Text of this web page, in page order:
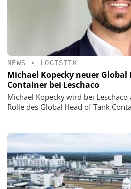
NEWS • LOGISTIK
Michael Kopecky neuer Global
Container bei Leschaco
Michael Kopecky wird bei
Rolle des Global Head of Tank